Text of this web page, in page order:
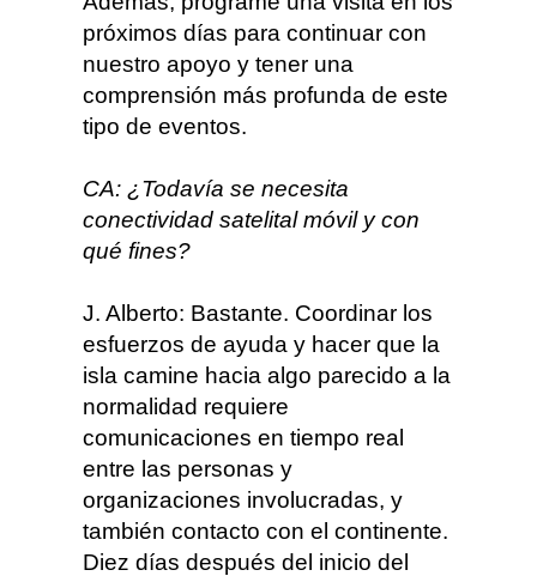
próximos días para continuar con
nuestro apoyo y tener una
comprensión más profunda de este
tipo de eventos.
CA: ¿Todavía se necesita
conectividad satelital móvil y con
qué fines?
J. Alberto: Bastante. Coordinar los
esfuerzos de ayuda y hacer que la
isla camine hacia algo parecido a la
normalidad requiere
comunicaciones en tiempo real
entre las personas y
organizaciones involucradas, y
también contacto con el continente.
Diez días después del inicio del